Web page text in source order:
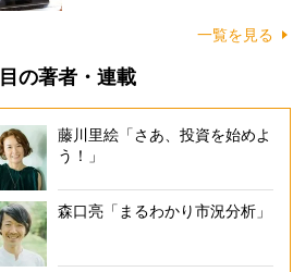
一覧を見る
の著者・連載
藤川里絵「さあ、投資を始めよ
う！」
森口亮「まるわかり市況分析」